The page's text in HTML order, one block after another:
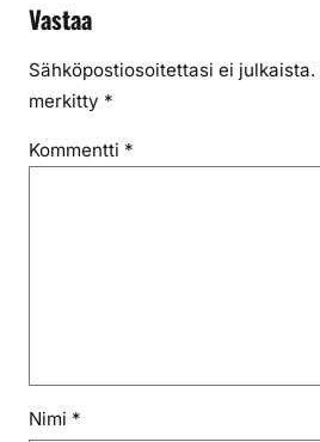
Vastaa
Sähköpostiosoitettasi ei julkaista.
merkitty *
Kommentti *
Nimi *